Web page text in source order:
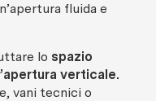
fluida e
lo spazio
verticale.
vani tecnici o